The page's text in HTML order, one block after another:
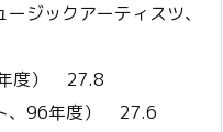
ジックアーティスツ、
度） 27.8
、96年度） 27.6